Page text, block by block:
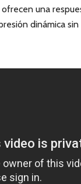
una
dinámica